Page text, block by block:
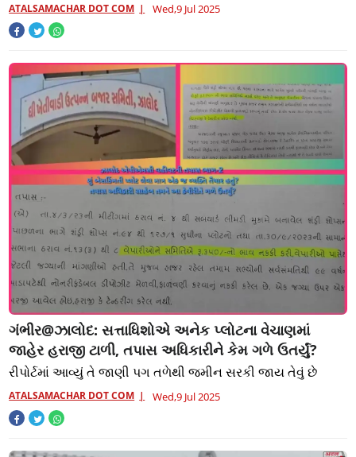
ATALSAMACHAR DOT COM Wed,9 Jul 2025
ગંભીર@ઝાલોદ: સત્તાધિશોએ અનેક પ્લોટના વેચાણમાં
જાહેર હરાજી ટાળી, તપાસ અધિકારીને કેમ ગળે ઉતર્યું?
રીપોર્ટમાં આવ્યું તે જાણી પગ તળેથી જમીન સરકી જાય તેવું છે
ATALSAMACHAR DOT COM Wed,9 Jul 2025